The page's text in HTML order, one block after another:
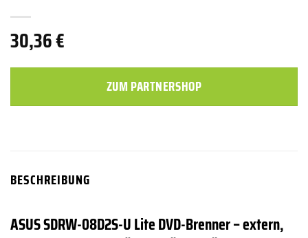
30,36€
ZUM PARTNERSHOP
BESCHREIBUNG
ASUS SDRW-08D2S-U Lite DVD-Brenner – extern,